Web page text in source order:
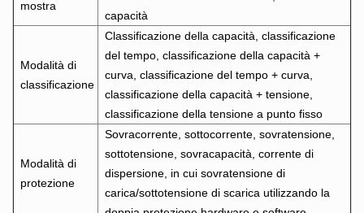
mostra
capacità
Modalità di
classificazione
Classificazione della capacità, classificazione
del tempo, classificazione della capacità +
curva, classificazione del tempo + curva,
classificazione della capacità + tensione,
classificazione della tensione a punto fisso
Modalità di
protezione
Sovracorrente, sottocorrente, sovratensione,
sottotensione, sovracapacità, corrente di
dispersione, in cui sovratensione di
carica/sottotensione di scarica utilizzando la